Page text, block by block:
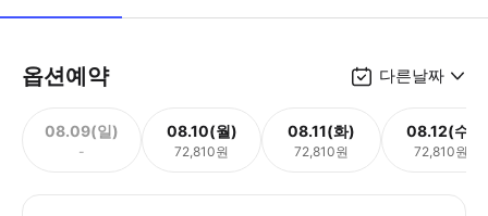
옵션예약 다른날짜
08.09(일)
-
08.10(월)
72,810원
08.11(화)
72,810원
08.12(수)
72,810원